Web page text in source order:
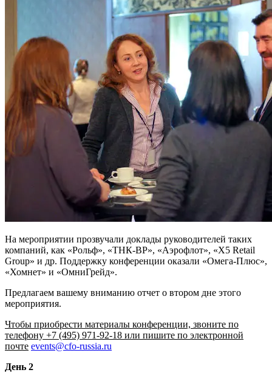
На мероприятии прозвучали доклады руководителей таких
компаний, как «Рольф», «ТНК-BP», «Аэрофлот», «X5 Retail
Group» и др. Поддержку конференции оказали «Омега-Плюс»,
«Хомнет» и «ОмниГрейд».
Предлагаем вашему вниманию отчет о втором дне этого
мероприятия.
Чтобы приобрести материалы конференции, звоните по
телефону +7 (495) 971-92-18 или пишите по электронной
почте events@cfo-russia.ru
День 2